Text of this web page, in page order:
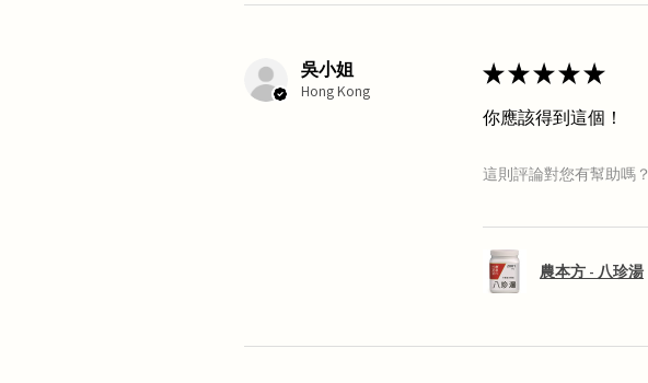
吳小姐
Hong Kong
★★★★★
你應該得到這個！
這則評論對您有幫助嗎？
農本方 - 八珍湯